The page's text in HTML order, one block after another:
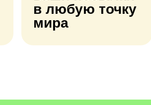
в любую точку
мира